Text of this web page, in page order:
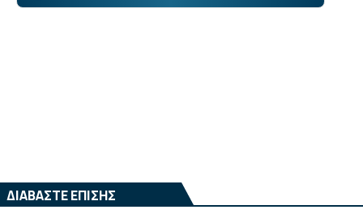
ΔΙΑΒΑΣΤΕ ΕΠΙΣΗΣ